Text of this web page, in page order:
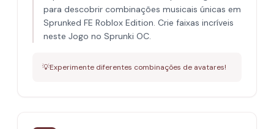
para descobrir combinações musicais únicas em
Sprunked FE Roblox Edition. Crie faixas incríveis
neste Jogo no Sprunki OC.
💡Experimente diferentes combinações de avatares!